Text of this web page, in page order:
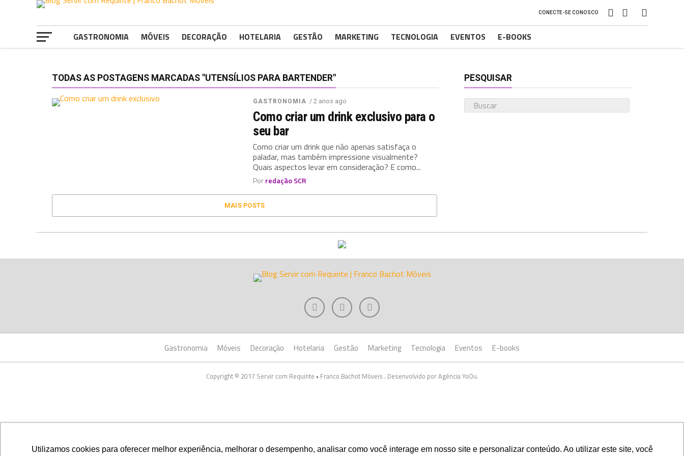
Utilizamos cookies para oferecer melhor experiência, melhorar o desempenho, analisar como você interage em nosso site e personalizar conteúdo. Ao utilizar este site, você
CONECTE-SE CONOSCO
GASTRONOMIA MÓVEIS DECORAÇÃO HOTELARIA GESTÃO MARKETING TECNOLOGIA EVENTOS E-BOOKS
TODAS AS POSTAGENS MARCADAS "UTENSÍLIOS PARA BARTENDER"
GASTRONOMIA / 2 anos ago
Como criar um drink exclusivo para o
seu bar
Como criar um drink que não apenas satisfaça o
paladar, mas também impressione visualmente?
Quais aspectos levar em consideração? E como...
Porredação SCR
MAIS POSTS
PESQUISAR
Gastronomia Móveis Decoração Hotelaria Gestão Marketing Tecnologia Eventos E-books
Copyright © 2017 Servir com Requinte • Franco Bachot Móveis . Desenvolvido por Agência YoOu.